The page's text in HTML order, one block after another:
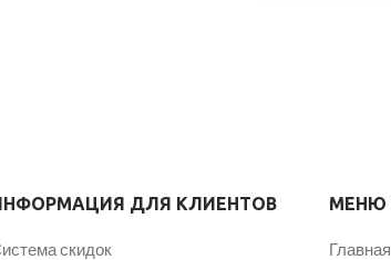
ДЛЯ КЛИЕНТОВ
скидок
МЕНЮ
Главная